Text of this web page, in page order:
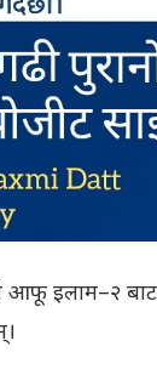
आफू इलाम–२ बाट